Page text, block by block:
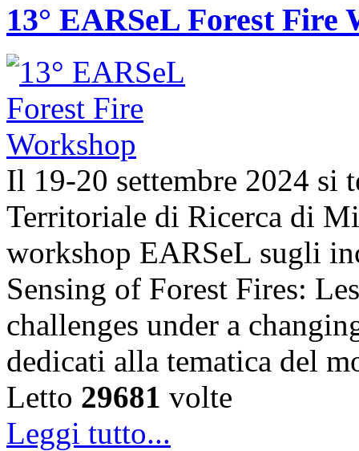
13° EARSeL Forest Fire
Il 19-20 settembre 2024 si
Territoriale di Ricerca di
workshop EARSeL sugli
Sensing of Forest Fires:
challenges under a
dedicati alla tematica del
Letto 29681 volte
Leggi tutto...